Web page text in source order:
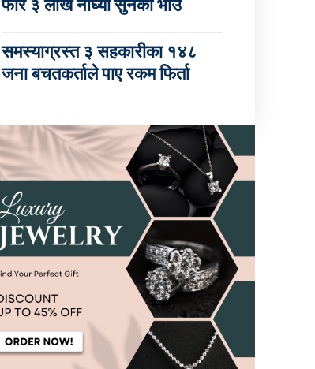
फेरि ३ लाख नाघ्यो सुनको भाउ
समस्याग्रस्त ३ सहकारीका १४८
जना बचतकर्ताले पाए रकम फिर्ता